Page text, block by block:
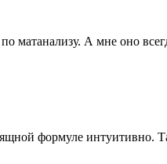
матанализу. А мне оно
формуле интуитивно.